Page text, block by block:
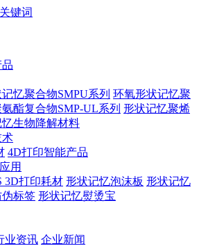
忆聚合物SMPU系列 环氧形状记忆聚
酯复合物SMP-UL系列 形状记忆聚烯
生物降解材料
术
4D打印智能产品
用
3D打印耗材 形状记忆泡沫板 形状记忆
标签 形状记忆熨烫宝
业资讯 企业新闻